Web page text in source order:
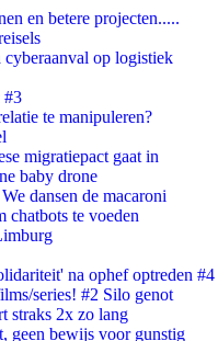
en betere projecten.....
op logistiek
#3
te manipuleren?
migratiepact gaat in
baby drone
dansen de macaroni
chatbots te voeden
na ophef optreden #4
series! #2 Silo genot
straks 2x zo lang
geen bewijs voor gunstig